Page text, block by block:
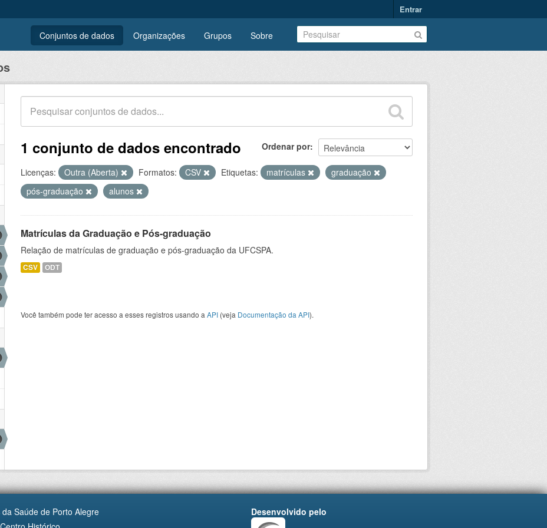
Entrar
Conjuntos de dados Organizações Grupos Sobre
Ordenar por
1 conjunto de dados encontrado
Licenças: Outra (Aberta) Formatos: CSV Etiquetas: matrículas
graduação
pós-graduação
alunos
Matrículas da Graduação e Pós-graduação
Relação de matrículas de graduação e pós-graduação da UFCSPA.
CSV ODT
Você também pode ter acesso a esses registros usando a API (veja Documentação da API).
Saúde de Porto Alegre
Desenvolvido pelo